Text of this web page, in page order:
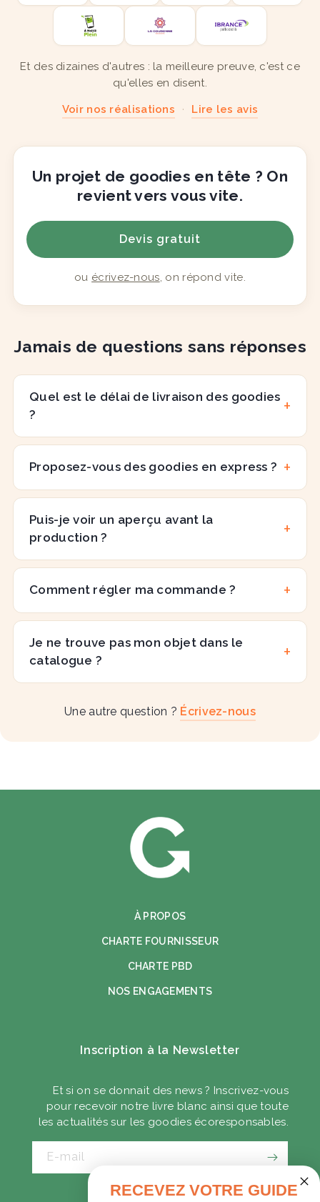
Et des dizaines d'autres : la meilleure preuve, c'est ce
qu'elles en disent.
Voir nos réalisations · Lire les avis
Un projet de goodies en tête ? On
revient vers vous vite.
Devis gratuit
ou écrivez-nous, on répond vite.
Jamais de questions sans réponses
Quel est le délai de livraison des goodies
?
Proposez-vous des goodies en express ?
Puis-je voir un aperçu avant la
production ?
Comment régler ma commande ?
Je ne trouve pas mon objet dans le
catalogue ?
Une autre question ? Écrivez-nous
À PROPOS
CHARTE FOURNISSEUR
CHARTE PBD
NOS ENGAGEMENTS
Inscription à la Newsletter
Et si on se donnait des news ? Inscrivez-vous
pour recevoir notre livre blanc ainsi que toute
les actualités sur les goodies écoresponsables.
E-mail
RECEVEZ VOTRE GUIDE